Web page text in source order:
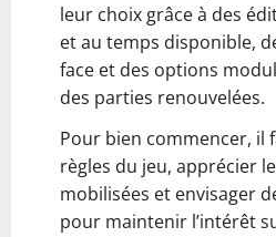
leur choix grâce à des
et au temps disponible,
face et des options
des parties renouvelées.
Pour bien commencer, il
règles du jeu, apprécier
mobilisées et envisager
pour maintenir l’intérêt